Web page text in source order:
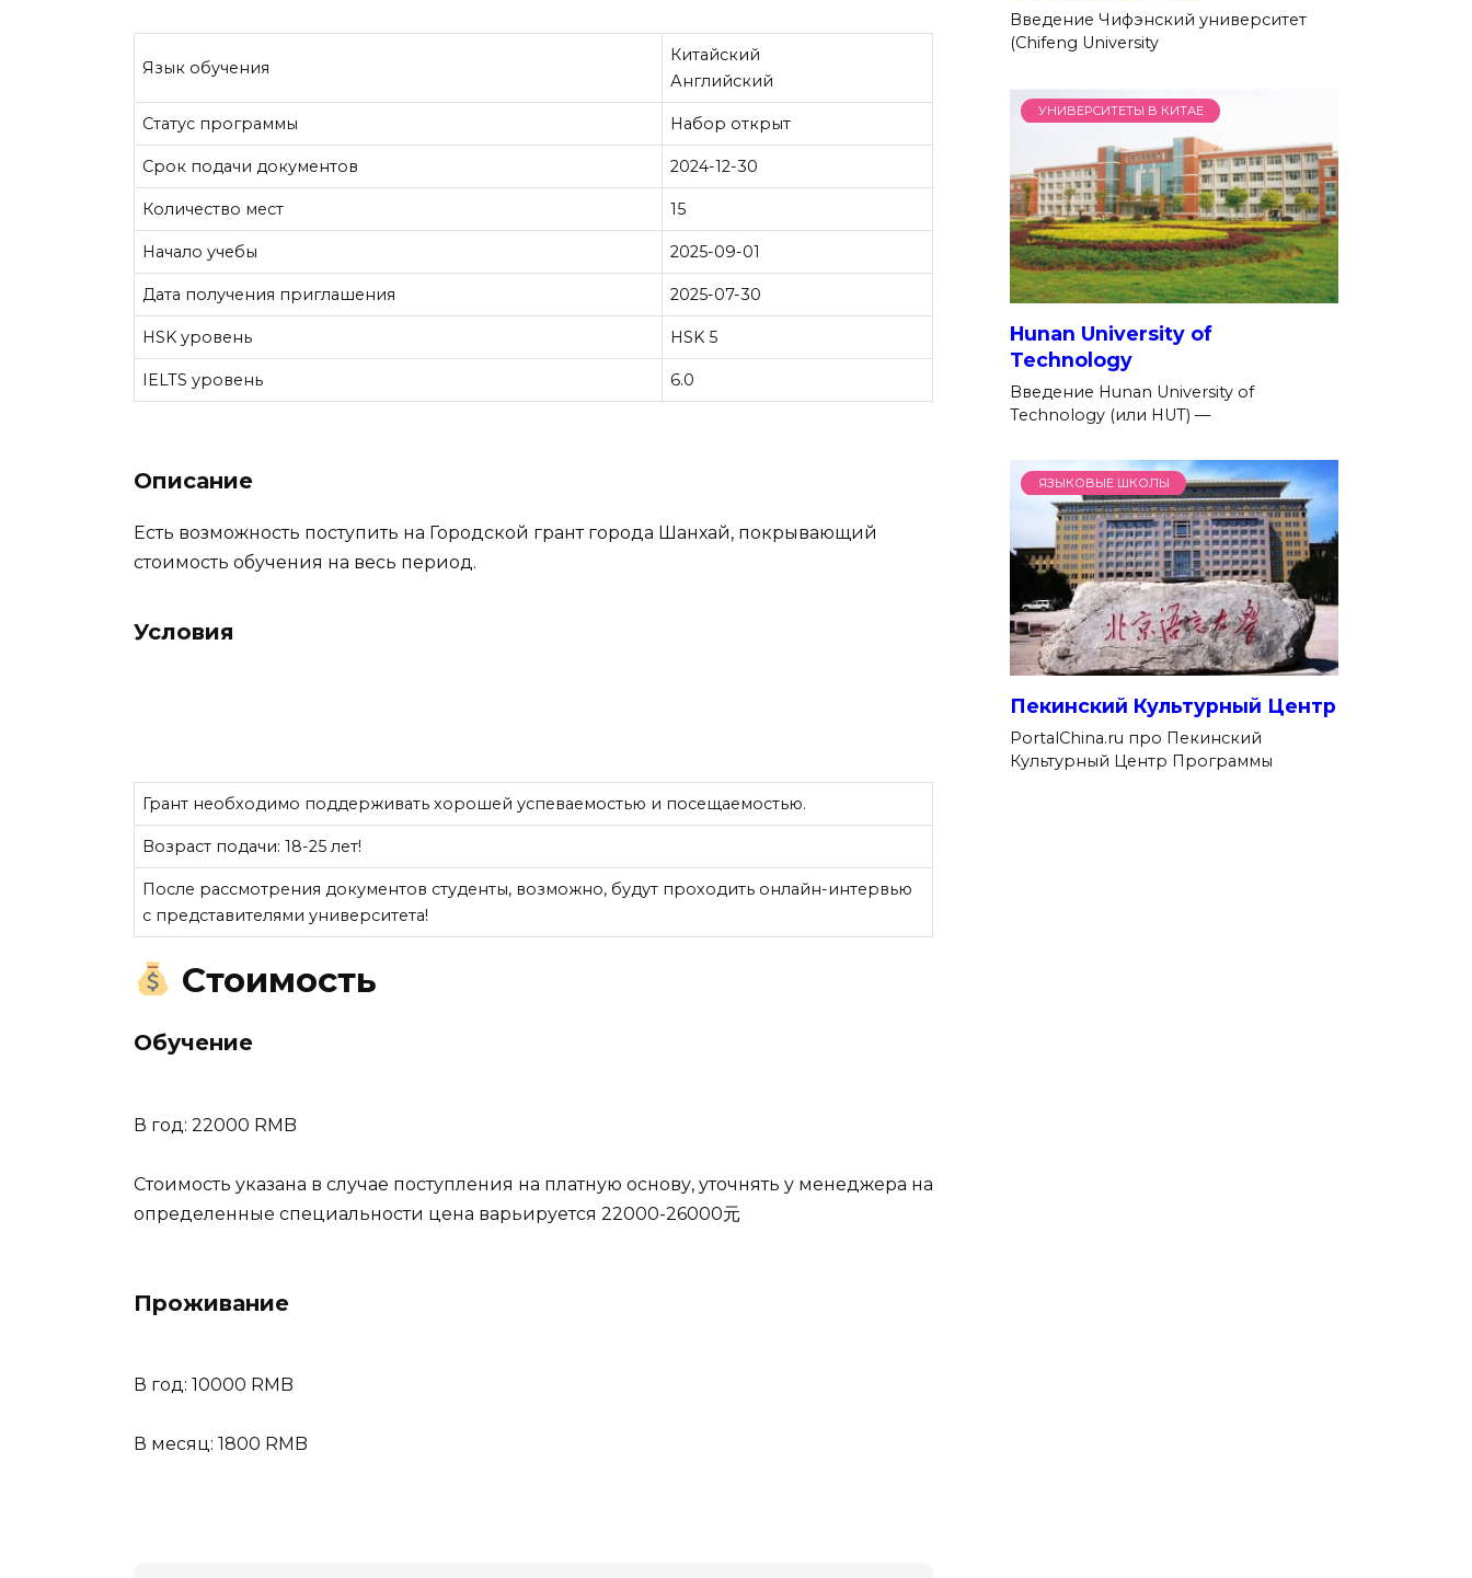
Язык обучения
Китайский
Английский
Статус программы Набор открыт
Срок подачи документов 2024-12-30
Количество мест 15
Начало учебы 2025-09-01
Дата получения приглашения 2025-07-30
HSK уровень HSK 5
IELTS уровень 6.0
Описание
Есть возможность поступить на Городской грант города Шанхай, покрывающий
стоимость обучения на весь период.
Условия
Грант необходимо поддерживать хорошей успеваемостью и посещаемостью.
Возраст подачи: 18-25 лет!
После рассмотрения документов студенты, возможно, будут проходить онлайн-интервью
с представителями университета!
Стоимость
Обучение
В год: 22000 RMB
Стоимость указана в случае поступления на платную основу, уточнять у менеджера на
определенные специальности цена варьируется 22000-26000元
Проживание
В год: 10000 RMB
В месяц: 1800 RMB
Введение Чифэнский университет
(Chifeng University
УНИВЕРСИТЕТЫ В КИТАЕ
Hunan University of
Technology
Введение Hunan University of
Technology (или HUT) —
ЯЗЫКОВЫЕ ШКОЛЫ
Пекинский Культурный Центр
PortalChina.ru про Пекинский
Культурный Центр Программы